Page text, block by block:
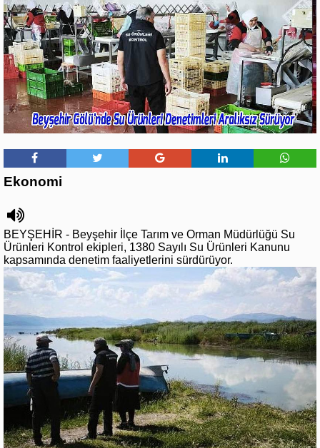
Ekonomi
BEYŞEHİR - Beyşehir İlçe Tarım ve Orman Müdürlüğü Su
Ürünleri Kontrol ekipleri, 1380 Sayılı Su Ürünleri Kanunu
kapsamında denetim faaliyetlerini sürdürüyor.